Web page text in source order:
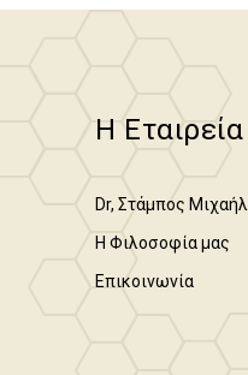
Η Εταιρεία
Dr, Στάμπος Μιχαήλ
Η Φιλοσοφία μας
Επικοινωνία